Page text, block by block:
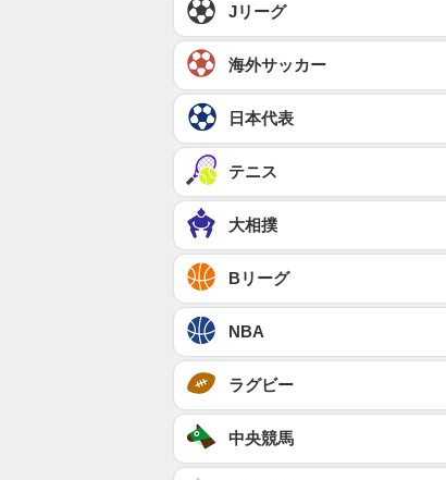
Jリーグ
海外サッカー
日本代表
テニス
大相撲
Bリーグ
NBA
ラグビー
中央競馬